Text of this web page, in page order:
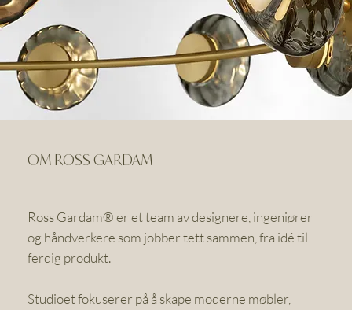
OM ROSS GARDAM
Ross Gardam® er et team av designere, ingeniører
og håndverkere som jobber tett sammen, fra idé til
ferdig produkt.
Studioet fokuserer på å skape moderne møbler,